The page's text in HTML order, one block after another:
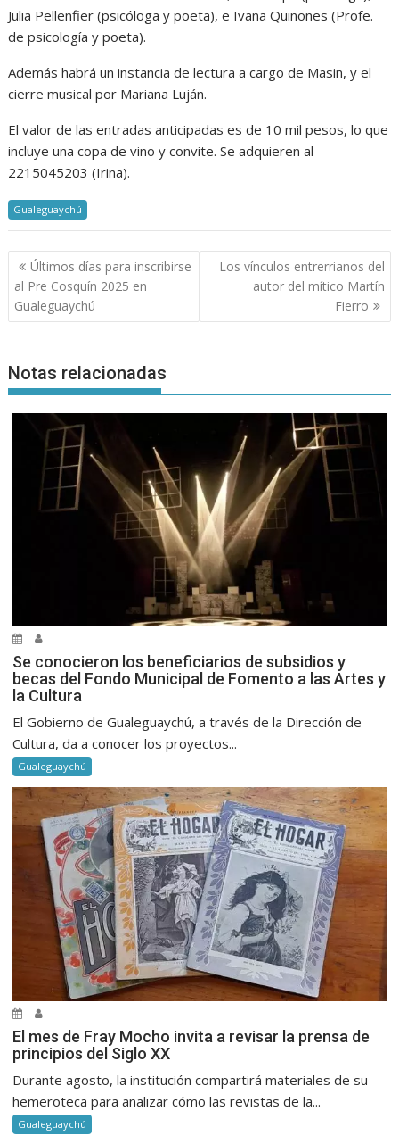
Julia Pellenfier (psicóloga y poeta), e Ivana Quiñones (Profe.
de psicología y poeta).
Además habrá un instancia de lectura a cargo de Masin, y el
cierre musical por Mariana Luján.
El valor de las entradas anticipadas es de 10 mil pesos, lo que
incluye una copa de vino y convite. Se adquieren al
2215045203 (Irina).
Gualeguaychú
Navegación
de
entradas
Últimos días para inscribirse
al Pre Cosquín 2025 en
Gualeguaychú
Los vínculos entrerrianos del
autor del mítico Martín
Fierro
Notas relacionadas
Se conocieron los beneficiarios de subsidios y
becas del Fondo Municipal de Fomento a las Artes y
la Cultura
El Gobierno de Gualeguaychú, a través de la Dirección de
Cultura, da a conocer los proyectos...
Gualeguaychú
El mes de Fray Mocho invita a revisar la prensa de
principios del Siglo XX
Durante agosto, la institución compartirá materiales de su
hemeroteca para analizar cómo las revistas de la...
Gualeguaychú